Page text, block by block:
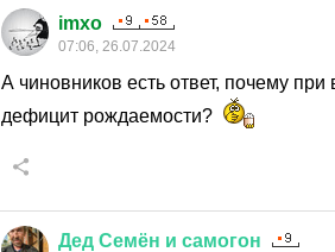
imxo
07:06, 26.07.2024
А чиновников есть ответ, почему
дефицит рождаемости?
Дед Семён и самогон